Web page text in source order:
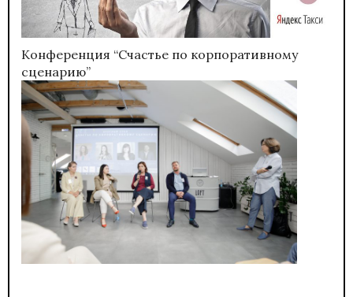
Конференция “Счастье по корпоративному
сценарию”